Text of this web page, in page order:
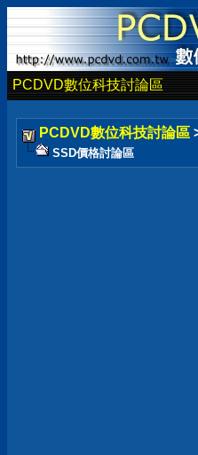
PCDVD數位科技討論區
PCDVD數位科技討論區
SSD價格討論區